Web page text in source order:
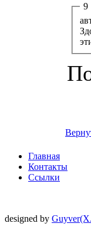
9
Главная
Контакты
Ссылки
designed by